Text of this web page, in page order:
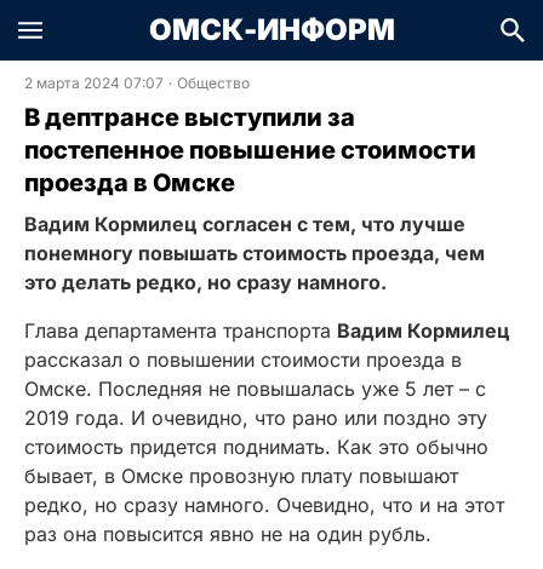
ОМСК-ИНФОРМ
2 марта 2024 07:07 · Общество
В дептрансе выступили за
постепенное повышение стоимости
проезда в Омске
Вадим Кормилец согласен с тем, что лучше
понемногу повышать стоимость проезда, чем
это делать редко, но сразу намного.
Глава департамента транспорта Вадим Кормилец
рассказал о повышении стоимости проезда в
Омске. Последняя не повышалась уже 5 лет – с
2019 года. И очевидно, что рано или поздно эту
стоимость придется поднимать. Как это обычно
бывает, в Омске провозную плату повышают
редко, но сразу намного. Очевидно, что и на этот
раз она повысится явно не на один рубль.